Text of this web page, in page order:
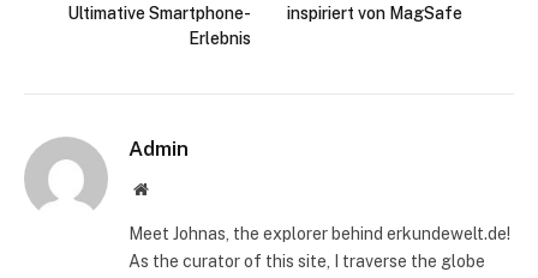
Ultimative Smartphone-
Erlebnis
inspiriert von MagSafe
Admin
Website
Meet Johnas, the explorer behind erkundewelt.de!
As the curator of this site, I traverse the globe